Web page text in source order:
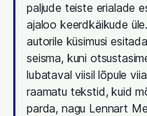
paljude teiste erialade
ajaloo keerdkäikude
autorile küsimusi
seisma, kuni
lubataval viisil lõpule
raamatu tekstid, kuid
parda, nagu Lennart